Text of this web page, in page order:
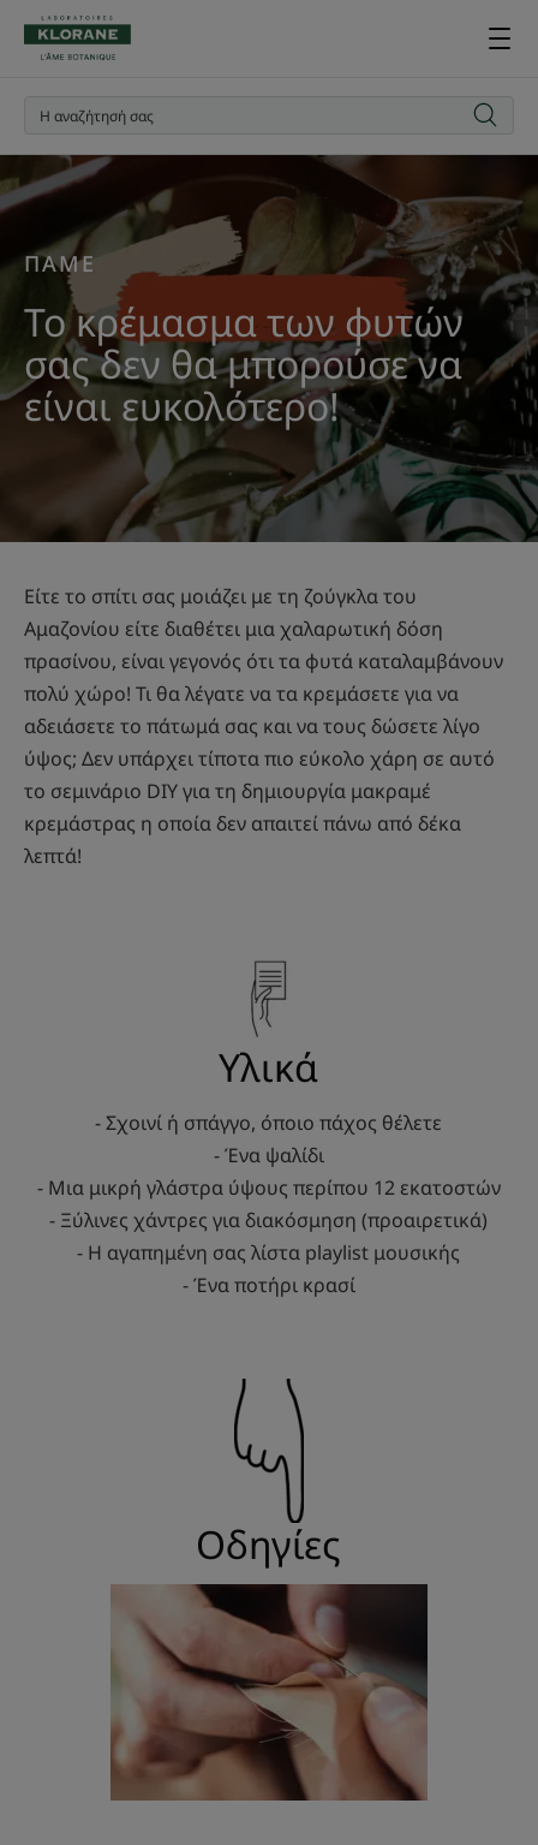
ΠΑΜΕ
Το κρέμασμα των φυτών
σας δεν θα μπορούσε να
είναι ευκολότερο!
Είτε το σπίτι σας μοιάζει με τη ζούγκλα του
Αμαζονίου είτε διαθέτει μια χαλαρωτική δόση
πρασίνου, είναι γεγονός ότι τα φυτά καταλαμβάνουν
πολύ χώρο! Τι θα λέγατε να τα κρεμάσετε για να
αδειάσετε το πάτωμά σας και να τους δώσετε λίγο
ύψος; Δεν υπάρχει τίποτα πιο εύκολο χάρη σε αυτό
το σεμινάριο DIY για τη δημιουργία μακραμέ
κρεμάστρας η οποία δεν απαιτεί πάνω από δέκα
λεπτά!
Υλικά
- Σχοινί ή σπάγγο, όποιο πάχος θέλετε
- Ένα ψαλίδι
- Μια μικρή γλάστρα ύψους περίπου 12 εκατοστών
- Ξύλινες χάντρες για διακόσμηση (προαιρετικά)
- Η αγαπημένη σας λίστα playlist μουσικής
- Ένα ποτήρι κρασί
Οδηγίες